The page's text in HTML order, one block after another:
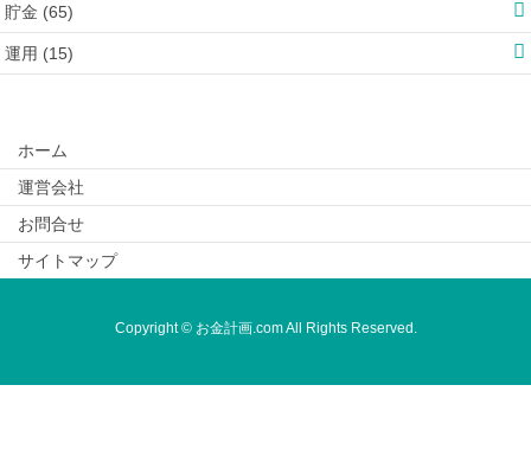
貯金 (65)
運用 (15)
ホーム
運営会社
お問合せ
サイトマップ
Copyright © お金計画.com All Rights Reserved.